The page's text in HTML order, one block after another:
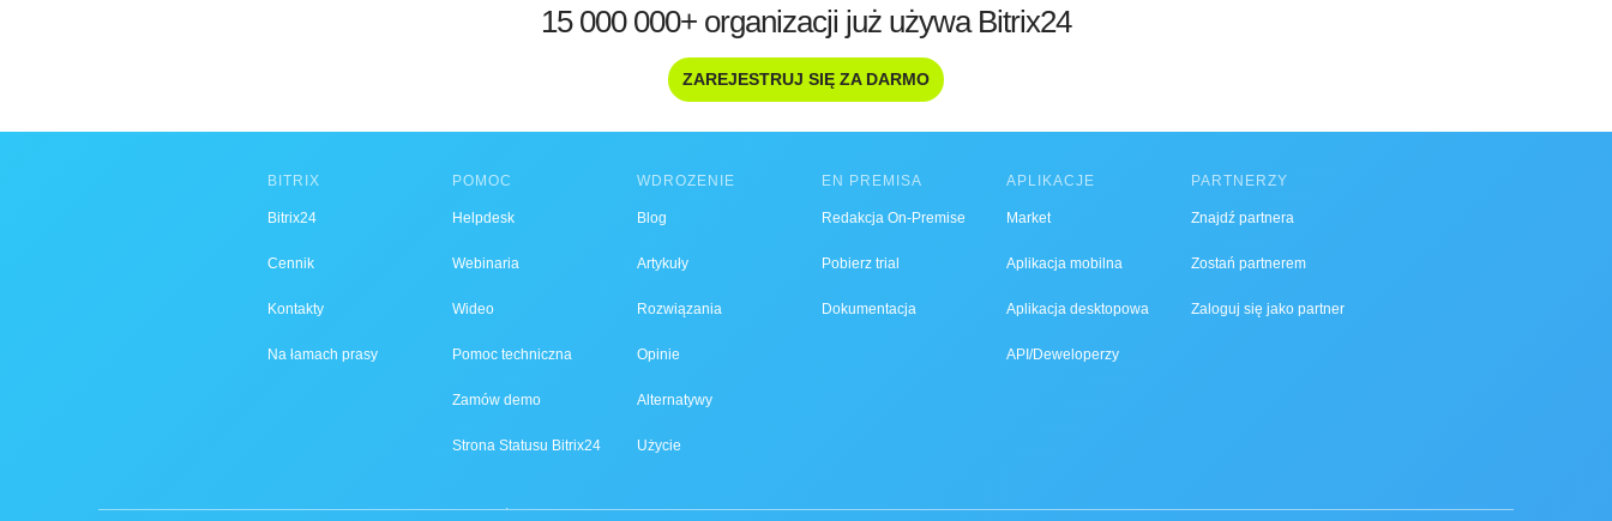
15 000 000+ organizacji już używa Bitrix24
ZAREJESTRUJ SIĘ ZA DARMO
BITRIX
Bitrix24
Cennik
Kontakty
Na łamach prasy
POMOC
Helpdesk
Webinaria
Wideo
Pomoc techniczna
Zamów demo
Strona Statusu Bitrix24
WDROŻENIE
Blog
Artykuły
Rozwiązania
Opinie
Alternatywy
Użycie
EN PREMISA
Redakcja On-Premise
Pobierz trial
Dokumentacja
APLIKACJE
Market
Aplikacja mobilna
Aplikacja desktopowa
API/Deweloperzy
PARTNERZY
Znajdź partnera
Zostań partnerem
Zaloguj się jako partner